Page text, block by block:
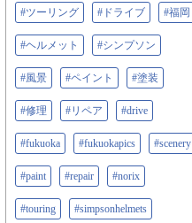
#ツーリング #ドライブ #福岡
#ヘルメット #シンプソン
#風景 #ペイント #塗装
#修理 #リペア #drive
#fukuoka #fukuokapics #scenery
#paint #repair #norix
#touring #simpsonhelmets